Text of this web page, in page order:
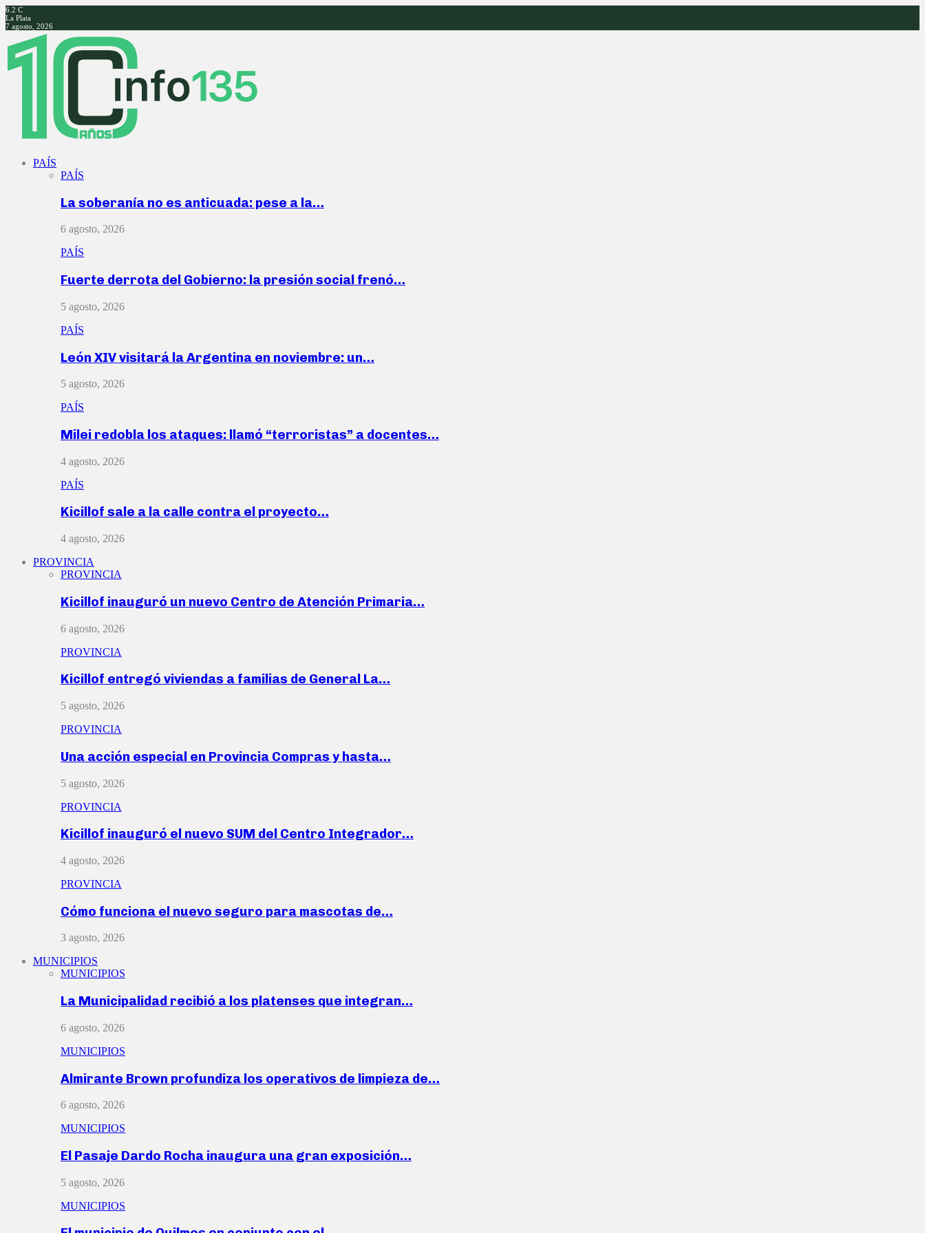
6.2 C
La Plata
7 agosto, 2026
Facebook
Twitter
Instagram
Youtube
PAÍS
PAÍS
La soberanía no es anticuada: pese a la…
6 agosto, 2026
PAÍS
Fuerte derrota del Gobierno: la presión social frenó…
5 agosto, 2026
PAÍS
León XIV visitará la Argentina en noviembre: un…
5 agosto, 2026
PAÍS
Milei redobla los ataques: llamó “terroristas” a docentes…
4 agosto, 2026
PAÍS
Kicillof sale a la calle contra el proyecto…
4 agosto, 2026
PROVINCIA
PROVINCIA
Kicillof inauguró un nuevo Centro de Atención Primaria…
6 agosto, 2026
PROVINCIA
Kicillof entregó viviendas a familias de General La…
5 agosto, 2026
PROVINCIA
Una acción especial en Provincia Compras y hasta…
5 agosto, 2026
PROVINCIA
Kicillof inauguró el nuevo SUM del Centro Integrador…
4 agosto, 2026
PROVINCIA
Cómo funciona el nuevo seguro para mascotas de…
3 agosto, 2026
MUNICIPIOS
MUNICIPIOS
La Municipalidad recibió a los platenses que integran…
6 agosto, 2026
MUNICIPIOS
Almirante Brown profundiza los operativos de limpieza de…
6 agosto, 2026
MUNICIPIOS
El Pasaje Dardo Rocha inaugura una gran exposición…
5 agosto, 2026
MUNICIPIOS